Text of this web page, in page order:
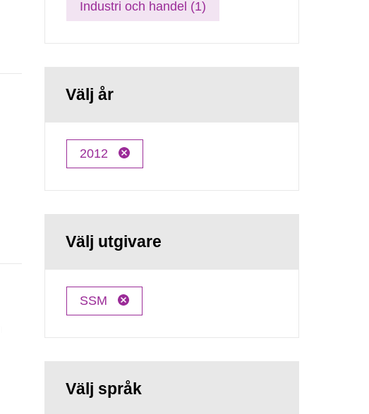
Industri och handel (1)
Välj år
2012
Välj utgivare
SSM
Välj språk